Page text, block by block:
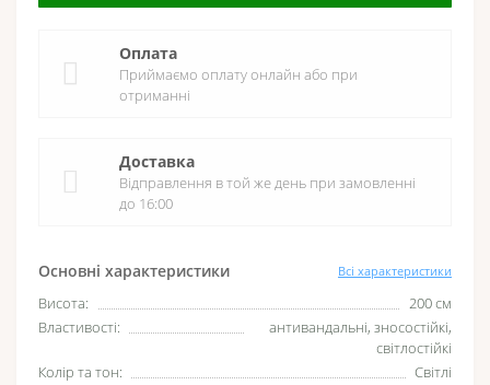
Основні характеристики Всі характеристики
Висота:
200 см
Властивості:
антивандальні, зносостійкі,
світлостійкі
Колір та тон:
Світлі
Оплата
Приймаємо оплату онлайн або при
отриманні
Доставка
Відправлення в той же день при замовленні
до 16:00